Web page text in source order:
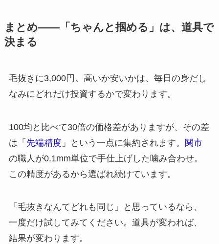
まとめ——「ちゃんと掴める」は、道具で
決まる
毛抜きに3,000円。高いか安いかは、毎日の身だし
なみにどれだけ投資するかで変わります。
100均と比べて30倍の価格差がありますが、その差
は「 先端精度 」という一点に集約されます。
関市
の職人が0.1mm単位で手仕上げした噛み合わせ。
この精度があるから選ばれ続けています。
「毛抜きなんてどれも同じ」と思っているなら、
一度だけ試してみてください。道具が変われば、
結果が変わります。